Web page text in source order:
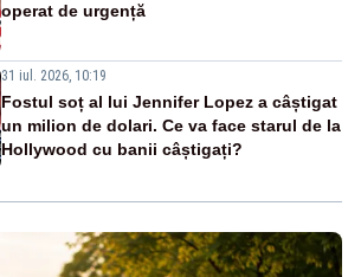
operat de urgență
31 iul. 2026, 10:19
Fostul soț al lui Jennifer Lopez a câștigat
un milion de dolari. Ce va face starul de la
Hollywood cu banii câștigați?